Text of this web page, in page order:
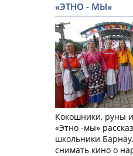
«ЭТНО - МЫ»
Кокошники, руны
«Этно -мы»
школьники
снимать кино о